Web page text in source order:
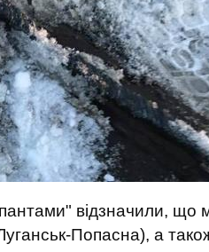
відзначили, що
Попасна), а